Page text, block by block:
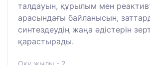
талдауын, құрылым мен
арасындағы байланысын,
синтездеудің жаңа әдістерін
қарастырады.
Оқу жылы - 2